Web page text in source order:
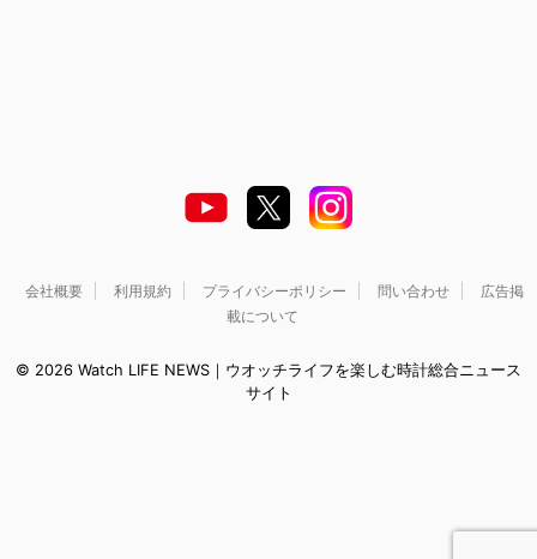
会社概要 利用規約 プライバシーポリシー 問い合わせ
広告掲
載について
© 2026 Watch LIFE NEWS｜ウオッチライフを楽しむ時計総合ニュース
サイト